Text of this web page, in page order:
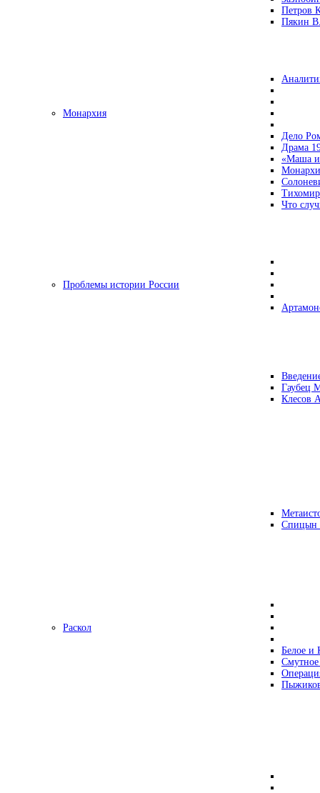
Петров
Пякин
Монархия
Дело
Драма
«Маша и
Что
Проблемы истории России
Гаубец
Клесов
Раскол
Белое и